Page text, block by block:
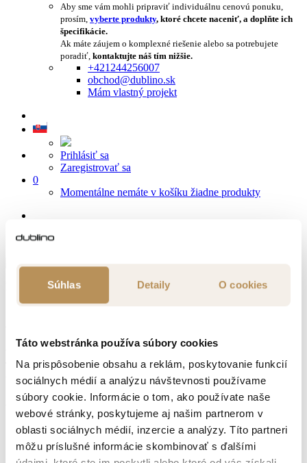
Súhlas Detaily O cookies
Táto webstránka používa súbory cookies
Na prispôsobenie obsahu a reklám, poskytovanie funkcií
sociálnych médií a analýzu návštevnosti používame
súbory cookie. Informácie o tom, ako používate naše
webové stránky, poskytujeme aj našim partnerom v
oblasti sociálnych médií, inzercie a analýzy. Títo partneri
môžu príslušné informácie skombinovať s ďalšími
Aby sme vám mohli pripraviť individuálnu cenovú ponuku,
prosím, vyberte produkty, ktoré chcete naceniť, a doplňte ich
špecifikácie.
Ak máte záujem o komplexné riešenie alebo sa potrebujete
poradiť, kontaktujte náš tím nižšie.
+421244256007
obchod@dublino.sk
Mám vlastný projekt
Prihlásiť sa
Zaregistrovať sa
0
Momentálne nemáte v košíku žiadne produkty
Aura
Realizácie
Teraz si môžete vychutnať skvelú matchu a ďalšie lahodné nápoje v
útulnom prostredí.
Aké boli použité varianty?